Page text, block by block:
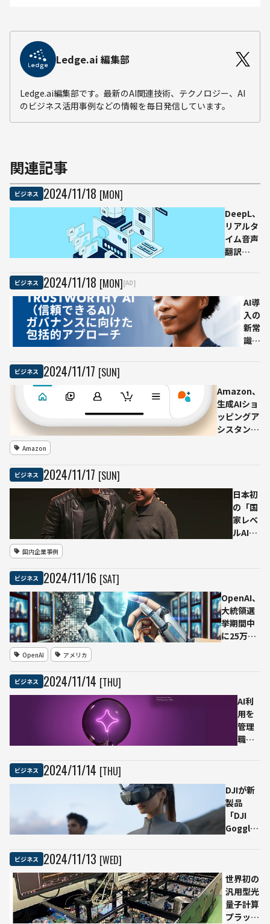
Ledge.ai 編集部
Ledge.ai編集部です。最新のAI関連技術、テクノロジー、AI
のビジネス活用事例などの情報を毎日発信しています。
関連記事
ビジネス 2024/11/18 [MON]
DeepL、
リアルタ
イム音声
翻訳
13カ国語
対応で
Web会議
と1対1会
ビジネス 2024/11/18 [MON][AD]
AI導
入の
新常
識：
AIガ
バナ
ン
ス」
ドを
無料
公開
ビジネス 2024/11/17 [SUN]
Amazon、
生成AIショ
ッピングア
シスタント
Amazon
ビジネス 2024/11/17 [SUN]
日本初
の「国
家レベ
ルAIイ
とソフ
トバン
クが提
携を発
国内企業事例
ビジネス 2024/11/16 [SAT]
OpenAI、
大統領選
挙期間中
に25万件
ストを拒
OpenAI アメリカ
ビジネス 2024/11/14 [THU]
AI利
用を
管理
職に
AI導
入に
冷め
る熱
で浮
き彫
りに
ー経
ビジネス 2024/11/14 [THU]
DJIが新
製品
「DJI
Goggles
遅延でリ
アルな一
人称視点
の飛行体
ビジネス 2024/11/13 [WED]
世界初の
汎用型光
量子計算
プラット